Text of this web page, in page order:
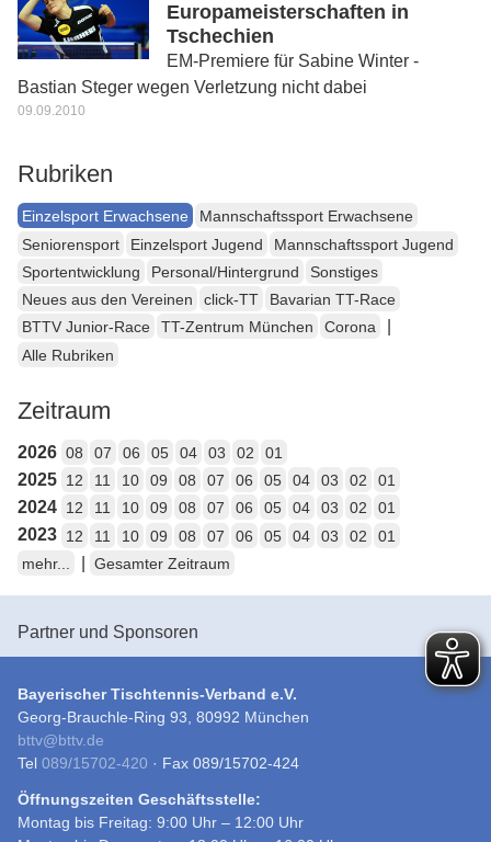
Europameisterschaften in
Tschechien
EM-Premiere für Sabine Winter -
Bastian Steger wegen Verletzung nicht dabei
09.09.2010
Rubriken
Einzelsport Erwachsene
Mannschaftssport Erwachsene
Seniorensport
Einzelsport Jugend
Mannschaftssport Jugend
Sportentwicklung
Personal/Hintergrund
Sonstiges
Neues aus den Vereinen
click-TT
Bavarian TT-Race
BTTV Junior-Race
TT-Zentrum München Corona
Alle Rubriken
Zeitraum
2026 08 07 06 05 04 03 02 01
2025 12 11 10 09 08 07 06 05 04 03 02 01
2024 12 11 10 09 08 07 06 05 04 03 02 01
2023 12 11 10 09 08 07 06 05 04 03 02
01
mehr...
Gesamter Zeitraum
Partner und Sponsoren
Bayerischer Tischtennis-Verband e.V.
Georg-Brauchle-Ring 93, 80992 München
bttv@bttv.de
Tel 089/15702-420 · Fax 089/15702-424
Öffnungszeiten Geschäftsstelle:
Montag bis Freitag: 9:00 Uhr – 12:00 Uhr